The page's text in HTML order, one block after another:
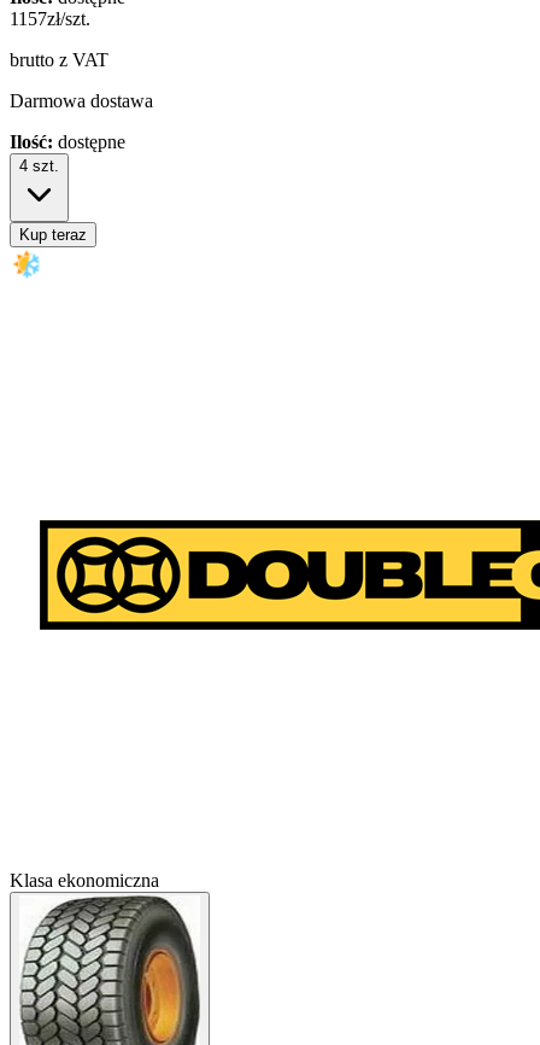
1157zł/szt.
brutto z VAT
Darmowa dostawa
Ilość: dostępne
4 szt.
Kup teraz
Klasa ekonomiczna